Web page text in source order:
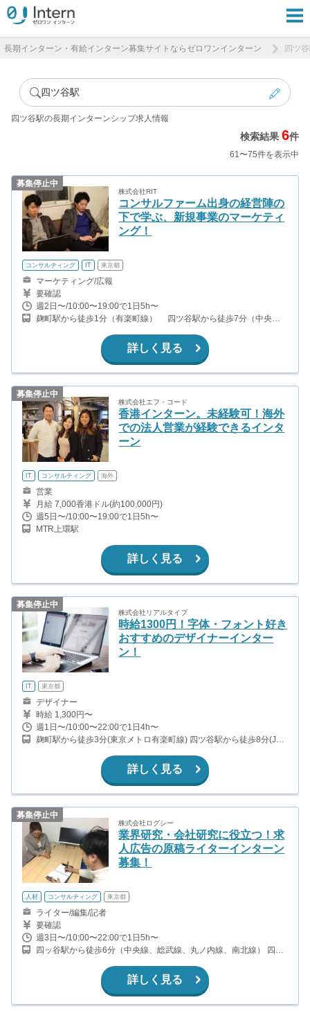
長期インターン・有給インターン募集サイトならゼロワンインターン 四ツ
四ツ谷駅
四ツ谷駅の長期インターンシップ求人情報
検索結果6件
61〜75件を表示中
募集停止中
株式会社RIT
コンサルファーム出身の経営陣の
下で学ぶ、新規事業のマーケティ
ング！
コンサルティング IT 東京都
マーケティング/広報
要確認
週2日〜/10:00〜19:00で1日5h〜
麹町駅から徒歩1分（有楽町線） 四ツ谷駅から徒歩7分（中央
詳しく見る
募集停止中
株式会社エフ・コード
香港インターン。未経験可！海外
での法人営業が経験できるインタ
ーン
IT コンサルティング 海外
営業
月給 7,000香港ドル(約100,000円)
週5日〜/10:00〜19:00で1日5h〜
MTR上環駅
詳しく見る
募集停止中
株式会社リアルタイプ
時給1300円！字体・フォント好き
おすすめのデザイナーインター
ン！
IT 東京都
デザイナー
時給 1,300円〜
週1日〜/10:00〜22:00で1日4h〜
麹町駅から徒歩3分(東京メトロ有楽町線) 四ツ谷駅から徒歩8分(JR
詳しく見る
募集停止中
株式会社ログシー
業界研究・会社研究に役立つ！求
人広告の原稿ライターインターン
募集！
人材 コンサルティング 東京都
ライター/編集/記者
要確認
週3日〜/10:00〜22:00で1日5h〜
四ッ谷駅から徒歩6分（中央線、総武線、丸ノ内線、南北線） 四谷
詳しく見る